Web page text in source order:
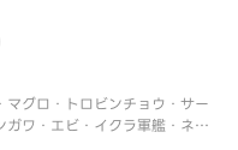
マグロ・トロビンチョウ・サー
ガワ・エビ・イクラ軍艦・ネギ